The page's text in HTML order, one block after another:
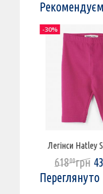
Легінси Hatley
61800грн
-30%
Переглянуто